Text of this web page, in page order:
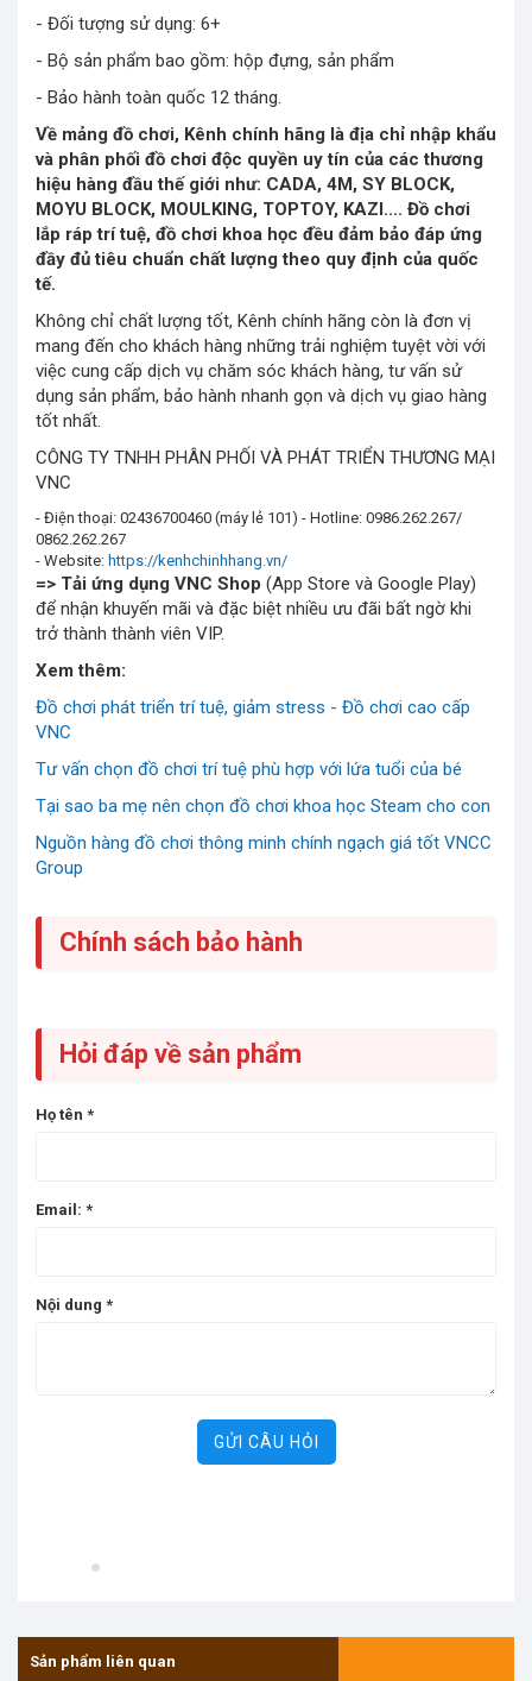
- Đối tượng sử dụng: 6+
- Bộ sản phẩm bao gồm: hộp đựng, sản phẩm
- Bảo hành toàn quốc 12 tháng.
Về mảng đồ chơi, Kênh chính hãng là địa chỉ nhập khẩu
và phân phối đồ chơi độc quyền uy tín của các thương
hiệu hàng đầu thế giới như: CADA, 4M, SY BLOCK,
MOYU BLOCK, MOULKING, TOPTOY, KAZI.... Đồ chơi
lắp ráp trí tuệ, đồ chơi khoa học đều đảm bảo đáp ứng
đầy đủ tiêu chuẩn chất lượng theo quy định của quốc
tế.
Không chỉ chất lượng tốt, Kênh chính hãng còn là đơn vị
mang đến cho khách hàng những trải nghiệm tuyệt vời với
việc cung cấp dịch vụ chăm sóc khách hàng, tư vấn sử
dụng sản phẩm, bảo hành nhanh gọn và dịch vụ giao hàng
tốt nhất.
CÔNG TY TNHH PHÂN PHỐI VÀ PHÁT TRIỂN THƯƠNG MẠI
VNC
- Điện thoại: 02436700460 (máy lẻ 101) - Hotline: 0986.262.267/
0862.262.267
- Website: https://kenhchinhhang.vn/
=> Tải ứng dụng VNC Shop (App Store và Google Play)
để nhận khuyến mãi và đặc biệt nhiều ưu đãi bất ngờ khi
trở thành thành viên VIP.
Xem thêm:
Đồ chơi phát triển trí tuệ, giảm stress - Đồ chơi cao cấp
VNC
Tư vấn chọn đồ chơi trí tuệ phù hợp với lứa tuổi của bé
Tại sao ba mẹ nên chọn đồ chơi khoa học Steam cho con
Nguồn hàng đồ chơi thông minh chính ngạch giá tốt VNCC
Group
Chính sách bảo hành
Hỏi đáp về sản phẩm
Họ tên *
Email: *
Nội dung *
GỬI CÂU HỎI
Sản phẩm liên quan